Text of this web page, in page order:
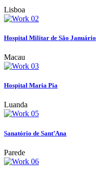
Lisboa
Hospital Militar de São Januário
Macau
Hospital Maria Pia
Luanda
Sanatório de Sant’Ana
Parede